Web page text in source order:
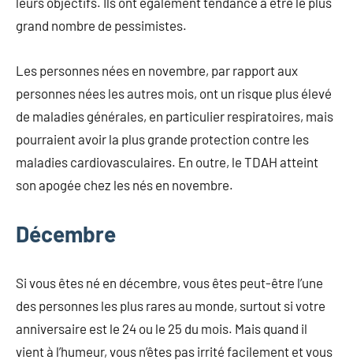
grand nombre de pessimistes.
Les personnes nées en novembre, par rapport aux
personnes nées les autres mois, ont un risque plus élevé
de maladies générales, en particulier respiratoires, mais
pourraient avoir la plus grande protection contre les
maladies cardiovasculaires. En outre, le TDAH atteint
son apogée chez les nés en novembre.
Décembre
Si vous êtes né en décembre, vous êtes peut-être l’une
des personnes les plus rares au monde, surtout si votre
anniversaire est le 24 ou le 25 du mois. Mais quand il
vient à l’humeur, vous n’êtes pas irrité facilement et vous